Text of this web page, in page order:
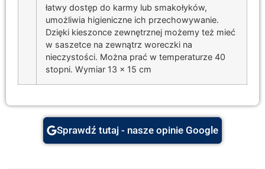
łatwy dostęp do karmy lub smakołyków,
umożliwia higieniczne ich przechowywanie.
Dzięki kieszonce zewnętrznej możemy też mieć
w saszetce na zewnątrz woreczki na
nieczystości. Można prać w temperaturze 40
stopni. Wymiar 13 x 15 cm
Sprawdź tutaj - nasze opinie Google